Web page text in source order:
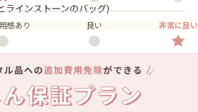
ラインストーンのバッグ)
感あり 良い 非常に良い